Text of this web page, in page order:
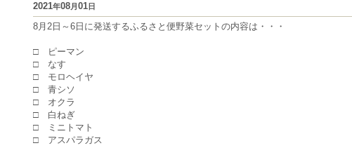
2021年08月01日
8月2日～6日に発送するふるさと便野菜セットの内容は・・・
□ ピーマン
□ なす
□ モロヘイヤ
□ 青シソ
□ オクラ
□ 白ねぎ
□ ミニトマト
□ アスパラガス